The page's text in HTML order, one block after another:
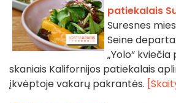
patiekalais
Suresnes
Seine
„Yolo“
skaniais Kalifornijos patiekalais
įkvėptoje vakarų pakrantės.